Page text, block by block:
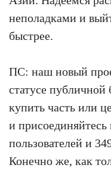
неполадками и
быстрее.
ПС: наш новый
статусе публичной
купить часть или
и
пользователей и
Конечно же, как